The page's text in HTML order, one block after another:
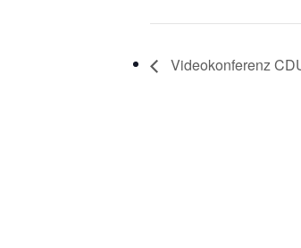
Videokonferenz